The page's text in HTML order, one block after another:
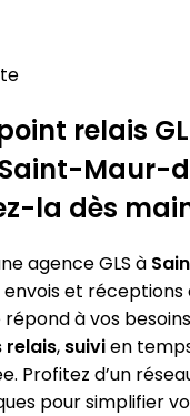
relais
Maur-
la dès
agence GLS à
et réceptions
à vos
relais, suivien
Profitez d’un
pour simplifier